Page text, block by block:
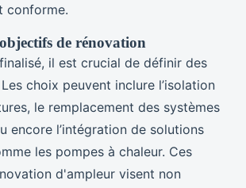
conforme.
de rénovation
il est crucial de définir des
choix peuvent inclure l’isolation
le remplacement des systèmes
encore l’intégration de solutions
les pompes à chaleur. Ces
d'ampleur visent non